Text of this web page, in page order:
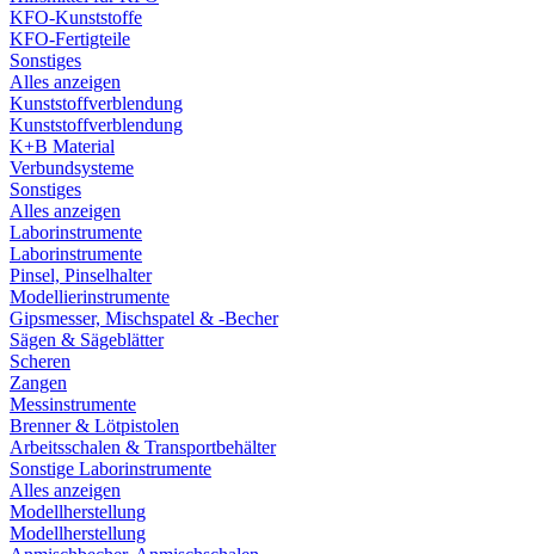
KFO-Kunststoffe
KFO-Fertigteile
Sonstiges
Alles anzeigen
Kunststoffverblendung
Kunststoffverblendung
K+B Material
Verbundsysteme
Sonstiges
Alles anzeigen
Laborinstrumente
Laborinstrumente
Pinsel, Pinselhalter
Modellierinstrumente
Gipsmesser, Mischspatel & -Becher
Sägen & Sägeblätter
Scheren
Zangen
Messinstrumente
Brenner & Lötpistolen
Arbeitsschalen & Transportbehälter
Sonstige Laborinstrumente
Alles anzeigen
Modellherstellung
Modellherstellung